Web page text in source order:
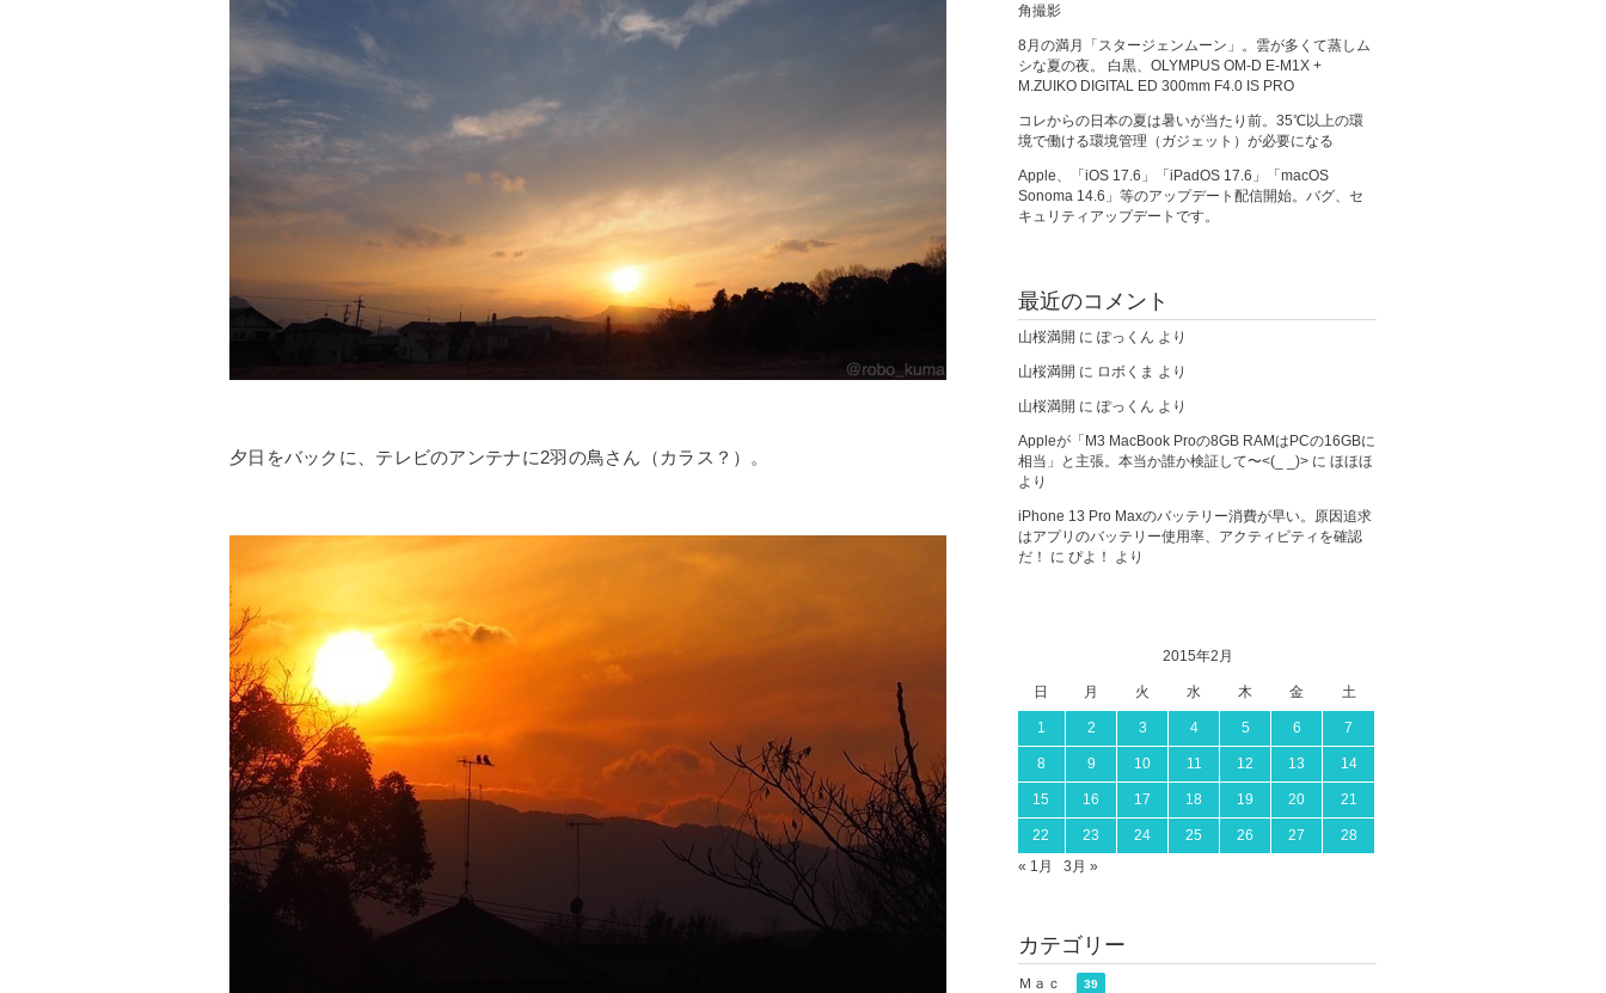
夕日をバックに、テレビのアンテナに2羽の鳥さん（カラス？）。
角撮影
8月の満月「スタージェンムーン」。雲が多くて蒸しム
シな夏の夜。 白黒、OLYMPUS OM-D E-M1X +
M.ZUIKO DIGITAL ED 300mm F4.0 IS PRO
コレからの日本の夏は暑いが当たり前。35℃以上の環
境で働ける環境管理（ガジェット）が必要になる
Apple、「iOS 17.6」「iPadOS 17.6」「macOS
Sonoma 14.6」等のアップデート配信開始。バグ、セ
キュリティアップデートです。
最近のコメント
山桜満開 に ぽっくん より
山桜満開 に ロボくま より
山桜満開 に ぽっくん より
Appleが「M3 MacBook Proの8GB RAMはPCの16GBに
相当」と主張。本当か誰か検証して〜<(_ _)> に ほほほ
より
iPhone 13 Pro Maxのバッテリー消費が早い。原因追求
はアプリのバッテリー使用率、アクティビティを確認
だ！
に ぴよ！ より
2015年2月
日 月 火 水 木 金 土
1 2 3 4 5 6 7
8 9 10 11 12 13 14
15 16 17 18 19 20 21
22 23 24 25 26 27
28
« 1月
3月 »
カテゴリー
Ｍａｃ 39